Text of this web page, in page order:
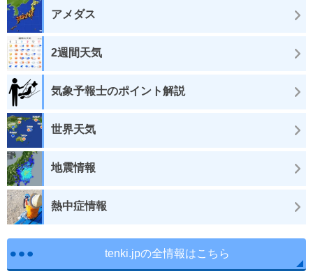
アメダス
2週間天気
気象予報士のポイント解説
世界天気
地震情報
熱中症情報
tenki.jpの全情報はこちら